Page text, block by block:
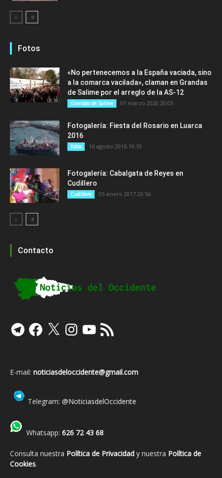
Fotos
«No pertenecemos a la España vaciada, sino
a la comarca vacilada», claman en Grandas
de Salime por el arreglo de la AS-12
Grandas de Salime 01 marzo 2020 20:03
Fotogalería: Fiesta del Rosario en Luarca
2016
Fotos 16 agosto 2016 19:10
Fotogalería: Cabalgata de Reyes en
Cudillero
Cudillero 05 enero 2017 23:56
Contacto
TelegramFacebook
X InstagramYouTube
Feed
RSS
E-mail: noticiasdeloccidente@gmail.com
Telegram: @NoticiasdelOccidente
Whatsapp: 626 72 43 68
Consulta nuestra Política de Privacidad y nuestra Política de
Cookies.